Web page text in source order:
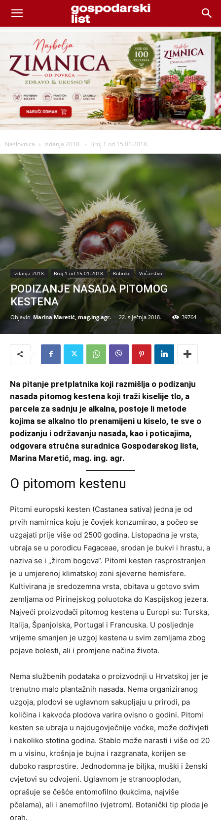
Naslovnica Izdanja 2018. Broj 1 od 15.01.2018.
Izdanja 2018. Broj 1 od 15.01.2018. Rubrike Voćarstvo
PODIZANJE NASADA PITOMOG
KESTENA
Objavio Marina Maretić, mag.ing.agr. - 22. siječnja 2018. 39764
Na pitanje pretplatnika koji razmišlja o podizanju
nasada pitomog kestena koji traži kiselije tlo, a
parcela za sadnju je alkalna, postoje li metode
kojima se alkalno tlo prenamijeni u kiselo, te sve o
podizanju i održavanju nasada, kao i poticajima,
odgovara stručna suradnica Gospodarskog lista,
Marina Maretić, mag. ing. agr.
O pitomom kestenu
Pitomi europski kesten (Castanea sativa) jedna je od
prvih namirnica koju je čovjek konzumirao, a počeo se
uzgajati prije više od 2500 godina. Listopadna je vrsta,
ubraja se u porodicu Fagaceae, srodan je bukvi i hrastu, a
naziva se i „žirom bogova“. Pitomi kesten rasprostranjen
je u umjerenoj klimatskoj zoni sjeverne hemisfere.
Kultivirana je sredozemna vrsta, obitava u gotovo svim
zemljama od Pirinejskog poluotoka do Kaspijskog jezera.
Najveći proizvođači pitomog kestena u Europi su: Turska,
Italija, Španjolska, Portugal i Francuska. U posljednje
vrijeme smanjen je uzgoj kestena u svim zemljama zbog
pojave bolesti, ali i promjene načina života.
Nema službenih podataka o proizvodnji u Hrvatskoj jer je
trenutno malo plantažnih nasada. Nema organiziranog
uzgoja, plodovi se uglavnom sakupljaju u prirodi, pa
količina i kakvoća plodova varira ovisno o godini. Pitomi
kesten se ubraja u najdugovječnije voćke, može doživjeti
i nekoliko stotina godina. Stablo može narasti i više od 20
m u visinu, krošnja je bujna i razgranata, korijen se
duboko rasprostire. Jednodomna je biljka, muški i ženski
cvjetovi su odvojeni. Uglavnom je stranooplodan,
oprašuje se češće entomofilno (kukcima, najviše
pčelama), ali i anemofilno (vjetrom). Botanički tip ploda je
orah.